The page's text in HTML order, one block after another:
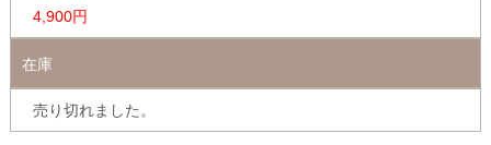
4,900円
在庫
売り切れました。